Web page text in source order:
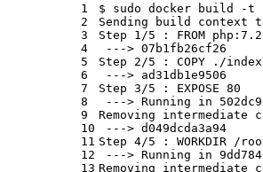
1
2
3
4
5
6
7
8
9
10
11
12
13
$ sudo docker build -t
Sending build context
Step 1/5 : FROM
---> 07b1fb26cf26
Step 2/5 : COPY ./
---> ad31db1e9506
Step 3/5 : EXPOSE 80
---> Running in
Removing intermediate
---> d049dcda3a94
Step 4/5 : WORKDIR /
---> Running in
Removing intermediate